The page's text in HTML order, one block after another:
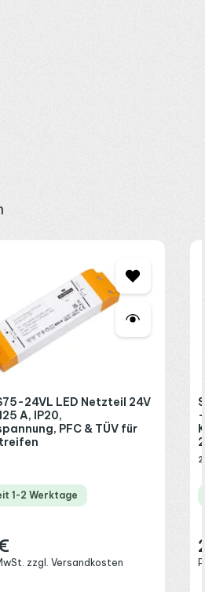
über das 5-polige
24VL LED Netzteil 24V
A, IP20,
PFC & TÜV für
1-2 Werktage
zzgl. Versandkosten